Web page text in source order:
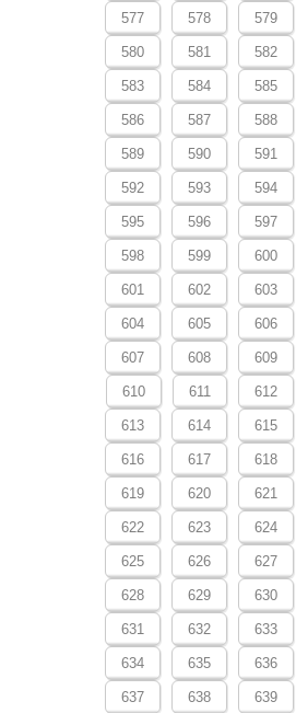
577 578 579
580 581 582
583 584 585
586 587 588
589 590 591
592 593 594
595 596 597
598 599 600
601 602 603
604 605 606
607 608 609
610 611 612
613 614 615
616 617 618
619 620 621
622 623 624
625 626 627
628 629 630
631 632 633
634 635 636
637 638 639